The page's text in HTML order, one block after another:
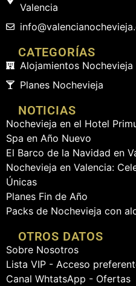
Valencia
info
CATEGORÍAS
Alojamientos Nochevieja
Planes Nochevieja
NOTICIAS
Nochevieja en el Hotel
Spa en Año Nuevo
El Barco de la Navidad en
Nochevieja en Valencia:
Únicas
Planes Fin de Año
Packs de Nochevieja con
OTROS DATOS
Sobre Nosotros
Lista VIP - Acceso
Canal WhtatsApp - Ofertas